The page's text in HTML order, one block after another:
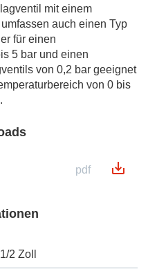
mit einem
auch einen Typ
für einen
5 bar und einen
von 0,2 bar geeignet
von 0 bis
pdf
1/2 Zoll